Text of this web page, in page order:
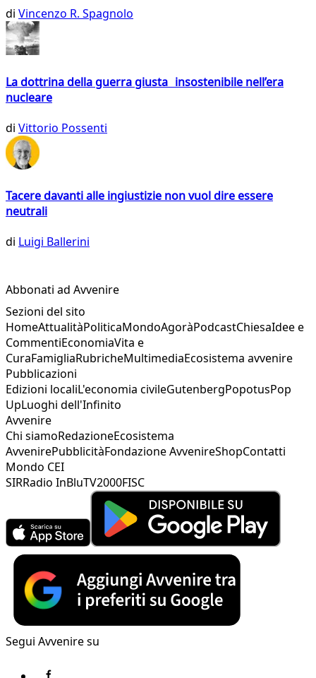
di Vincenzo R. Spagnolo
La dottrina della guerra giusta insostenibile nell’era
nucleare
di Vittorio Possenti
Tacere davanti alle ingiustizie non vuol dire essere
neutrali
di Luigi Ballerini
Abbonati ad Avvenire
Sezioni del sito
HomeAttualitàPoliticaMondoAgoràPodcastChiesaIdee e
CommentiEconomiaVita e
CuraFamigliaRubricheMultimediaEcosistema avvenire
Pubblicazioni
Edizioni localiL'economia civileGutenbergPopotusPop
UpLuoghi dell'Infinito
Avvenire
Chi siamoRedazioneEcosistema
AvvenirePubblicitàFondazione AvvenireShopContatti
Mondo CEI
SIRRadio InBluTV2000FISC
Segui Avvenire su